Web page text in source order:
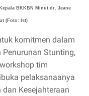
BKKBN Minut dr. Jeane
(Foto: Ist)
komitmen dalam
Penurunan Stunting,
tim
pelaksanaanya
Kesejahteraan